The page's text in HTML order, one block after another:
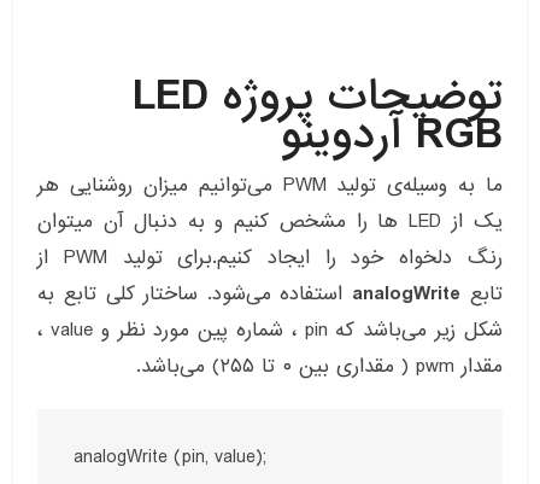
توضیحات پروژه LED
RGB آردوینو
ما به وسیله‌ی تولید PWM می‌توانیم میزان روشنایی هر
یک از LED ها را مشخص کنیم و به دنبال آن میتوان
رنگ دلخواه خود را ایجاد کنیم.برای تولید PWM از
تابع analogWrite استفاده می‌شود. ساختار کلی تابع به
شکل زیر می‌باشد که pin ، شماره پین مورد نظر و value ،
مقدار pwm ( مقداری بین ۰ تا ۲۵۵) می‌باشد.
analogWrite (pin, value);